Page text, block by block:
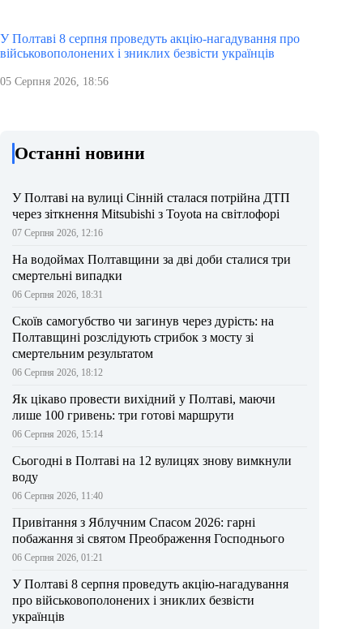
У Полтаві 8 серпня проведуть акцію-нагадування про
військовополонених і зниклих безвісти українців
05 Серпня 2026, 18:56
Останні новини
У Полтаві на вулиці Сінній сталася потрійна ДТП
через зіткнення Mitsubishi з Toyota на світлофорі
07 Серпня 2026, 12:16
На водоймах Полтавщини за дві доби сталися три
смертельні випадки
06 Серпня 2026, 18:31
Скоїв самогубство чи загинув через дурість: на
Полтавщині розслідують стрибок з мосту зі
смертельним результатом
06 Серпня 2026, 18:12
Як цікаво провести вихідний у Полтаві, маючи
лише 100 гривень: три готові маршрути
06 Серпня 2026, 15:14
Сьогодні в Полтаві на 12 вулицях знову вимкнули
воду
06 Серпня 2026, 11:40
Привітання з Яблучним Спасом 2026: гарні
побажання зі святом Преображення Господнього
06 Серпня 2026, 01:21
У Полтаві 8 серпня проведуть акцію-нагадування
про військовополонених і зниклих безвісти
українців